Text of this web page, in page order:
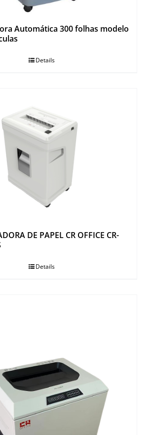
Automática 300 folhas modelo
Details
DE PAPEL CR OFFICE CR-
Details